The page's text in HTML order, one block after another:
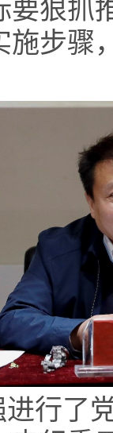
发
年，
要求
生规
设、
培训
学院
后，
标要
实施